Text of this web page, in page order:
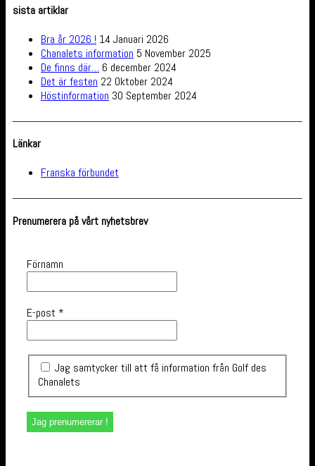
sista artiklar
Bra år 2026 ! 14 Januari 2026
Chanalets information 5 November 2025
De finns där… 6 december 2024
Det är festen 22 Oktober 2024
Höstinformation 30 September 2024
Länkar
Franska förbundet
Prenumerera på vårt nyhetsbrev
Förnamn
E-post *
Jag samtycker till att få information från Golf des
Chanalets